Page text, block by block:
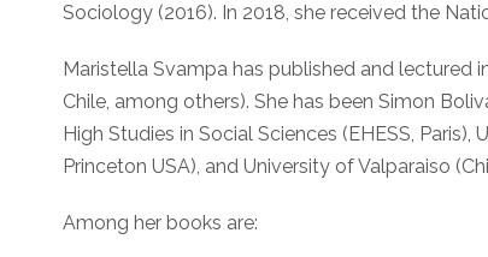
Sociology (2016). In 2018, she received the
Maristella Svampa has published and lectured
Chile, among others). She has been Simon
High Studies in Social Sciences (EHESS,
Princeton USA), and University of Valparaiso
Among her books are: